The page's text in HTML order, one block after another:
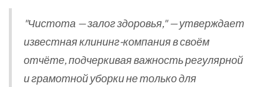
"Чистота — залог здоровья," — утверждает
известная клининг-компания в своём
отчёте, подчеркивая важность регулярной
и грамотной уборки не только для